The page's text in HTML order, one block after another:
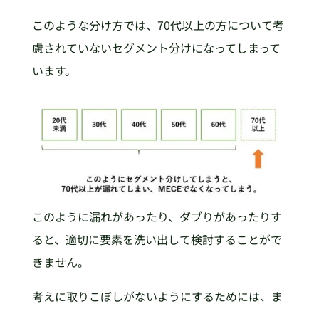
このような分け方では、70代以上の方について考
慮されていないセグメント分けになってしまって
います。
このように漏れがあったり、ダブりがあったりす
ると、適切に要素を洗い出して検討することがで
きません。
考えに取りこぼしがないようにするためには、ま